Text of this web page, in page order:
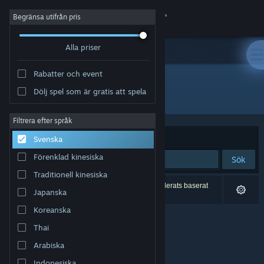
Logga in
Om
Support
Byt språk
Skaffa Steams mobilapp
Se skrivbordswebbplats
Begränsa utifrån pris
Alla priser
Rabatter och event
Dölj spel som är gratis att spela
Filtrera efter språk
Svenska
Förenklad kinesiska
Traditionell kinesiska
Japanska
Koreanska
Thai
Arabiska
Utgivare: Blue Ghost Games
Sortera efter Relevans
Sök
0 träffar matchade din sökning. 2 titlar har exkluderats baserat
på dina preferenser.